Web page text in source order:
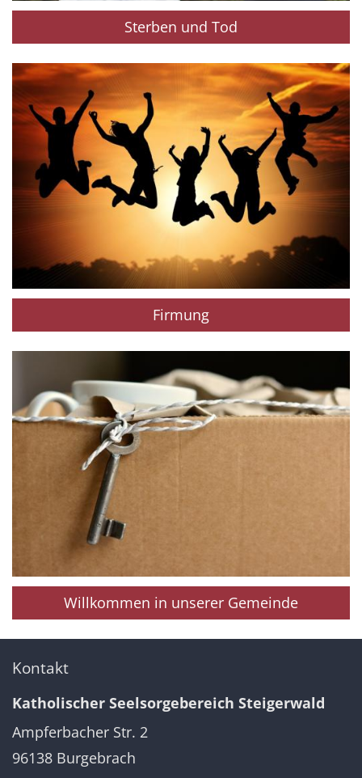
Sterben und Tod
Firmung
Willkommen in unserer Gemeinde
Kontakt
Katholischer Seelsorgebereich Steigerwald
Ampferbacher Str. 2
96138 Burgebrach